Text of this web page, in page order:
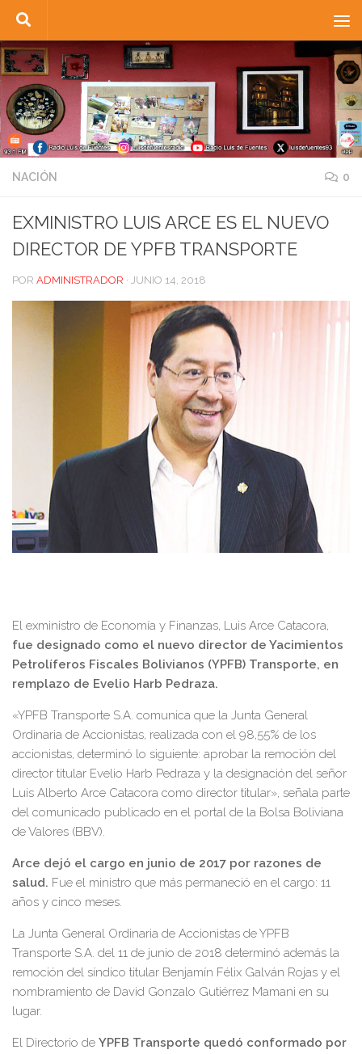
Saltar al contenido
NACIÓN 0
EXMINISTRO LUIS ARCE ES EL NUEVO
DIRECTOR DE YPFB TRANSPORTE
POR ADMINISTRADOR · JUNIO 14, 2018
El exministro de Economía y Finanzas, Luis Arce Catacora,
fue designado como el nuevo director de Yacimientos
Petrolíferos Fiscales Bolivianos (YPFB) Transporte, en
remplazo de Evelio Harb Pedraza.
«YPFB Transporte S.A. comunica que la Junta General
Ordinaria de Accionistas, realizada con el 98,55% de los
accionistas, determinó lo siguiente: aprobar la remoción del
director titular Evelio Harb Pedraza y la designación del señor
Luis Alberto Arce Catacora como director titular», señala parte
del comunicado publicado en el portal de la Bolsa Boliviana
de Valores (BBV).
Arce dejó el cargo en junio de 2017 por razones de
salud. Fue el ministro que más permaneció en el cargo: 11
años y cinco meses.
La Junta General Ordinaria de Accionistas de YPFB
Transporte S.A. del 11 de junio de 2018 determinó además la
remoción del síndico titular Benjamín Félix Galván Rojas y el
nombramiento de David Gonzalo Gutiérrez Mamani en su
lugar.
El Directorio de YPFB Transporte quedó conformado por